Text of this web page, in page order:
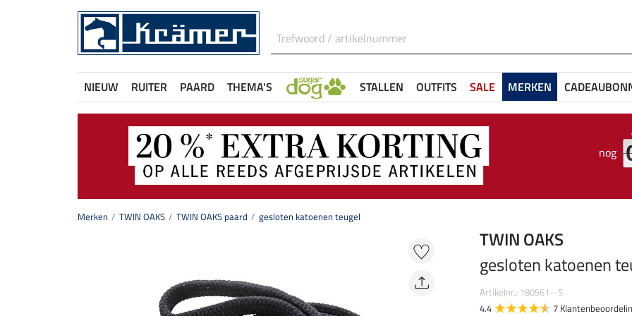
NIEUW RUITER PAARD THEMA'S STALLEN OUTFITS SALE MERKEN
nog
Merken TWIN OAKS TWIN OAKS paard gesloten katoenen teugel
TWIN OAKS
gesloten katoenen
Artikelnr.: 180561--S
4.4
7